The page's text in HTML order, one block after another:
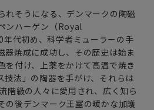
れそうになる、デンマークの陶磁
ンハーゲン（Royal
代初め、科学者ミューラーの手
器焼成に成功し、その歴史は始ま
を付け、上薬をかけて高温で焼き
技法」の陶器を手がけ、それらは
階級の人々に愛用され、広く知ら
の後デンマーク王室の暖かな加護